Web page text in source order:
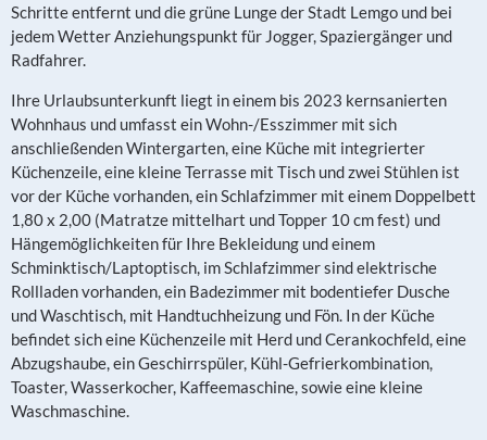
Schritte entfernt und die grüne Lunge der Stadt Lemgo und bei
jedem Wetter Anziehungspunkt für Jogger, Spaziergänger und
Radfahrer.
Ihre Urlaubsunterkunft liegt in einem bis 2023 kernsanierten
Wohnhaus und umfasst ein Wohn-/Esszimmer mit sich
anschließenden Wintergarten, eine Küche mit integrierter
Küchenzeile, eine kleine Terrasse mit Tisch und zwei Stühlen ist
vor der Küche vorhanden, ein Schlafzimmer mit einem Doppelbett
1,80 x 2,00 (Matratze mittelhart und Topper 10 cm fest) und
Hängemöglichkeiten für Ihre Bekleidung und einem
Schminktisch/Laptoptisch, im Schlafzimmer sind elektrische
Rollladen vorhanden, ein Badezimmer mit bodentiefer Dusche
und Waschtisch, mit Handtuchheizung und Fön. In der Küche
befindet sich eine Küchenzeile mit Herd und Cerankochfeld, eine
Abzugshaube, ein Geschirrspüler, Kühl-Gefrierkombination,
Toaster, Wasserkocher, Kaffeemaschine, sowie eine kleine
Waschmaschine.